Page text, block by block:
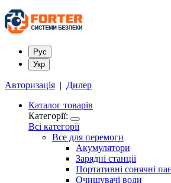
Рус
Укр
Авторизація | Дилер
Каталог товарів
Категорії:
Всі категорії
Все для перемоги
Акумулятори
Зарядні станції
Портативні сонячні
Очищувачі води